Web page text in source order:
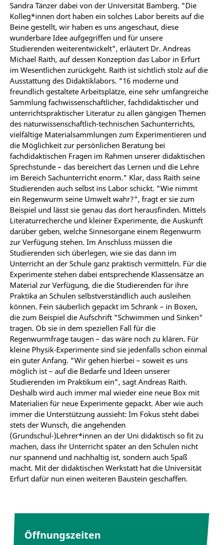
Sandra Tänzer dabei von der Universität Bamberg. "Die
Kolleg*innen dort haben ein solches Labor bereits auf die
Beine gestellt, wir haben es uns angeschaut, diese
wunderbare Idee aufgegriffen und für unsere
Studierenden weiterentwickelt", erläutert Dr. Andreas
Michael Raith, auf dessen Konzeption das Labor in Erfurt
im Wesentlichen zurückgeht. Raith ist sichtlich stolz auf die
Ausstattung des Didaktiklabors. "16 moderne und
freundlich gestaltete Arbeitsplätze, eine sehr umfangreiche
Sammlung fachwissenschaftlicher, fachdidaktischer und
unterrichtspraktischer Literatur zu allen gängigen Themen
des naturwissenschaftlich-technischen Sachunterrichts,
vielfältige Materialsammlungen zum Experimentieren und
die Möglichkeit zur persönlichen Beratung bei
fachdidaktischen Fragen im Rahmen unserer didaktischen
Sprechstunde – das bereichert das Lernen und die Lehre
im Bereich Sachunterricht enorm." Klar, dass Raith seine
Studierenden auch selbst ins Labor schickt. "Wie nimmt
ein Regenwurm seine Umwelt wahr?", fragt er sie zum
Beispiel und lässt sie genau das dort herausfinden. Mittels
Literaturrecherche und kleiner Experimente, die Auskunft
darüber geben, welche Sinnesorgane einem Regenwurm
zur Verfügung stehen. Im Anschluss müssen die
Studierenden sich überlegen, wie sie das dann im
Unterricht an der Schule ganz praktisch vermitteln. Für die
Experimente stehen dabei entsprechende Klassensätze an
Material zur Verfügung, die die Studierenden für ihre
Praktika an Schulen selbstverständlich auch ausleihen
können. Fein säuberlich gepackt im Schrank – in Boxen,
die zum Beispiel die Aufschrift "Schwimmen und Sinken"
tragen. Ob sie in dem speziellen Fall für die
Regenwurmfrage taugen – das wäre noch zu klären. Für
kleine Physik-Experimente sind sie jedenfalls schon einmal
ein guter Anfang. "Wir gehen hierbei – soweit es uns
möglich ist – auf die Bedarfe und Ideen unserer
Studierenden im Praktikum ein", sagt Andreas Raith.
Deshalb wird auch immer mal wieder eine neue Box mit
Materialien für neue Experimente gepackt. Aber wie auch
immer die Unterstützung aussieht: Im Fokus steht dabei
stets der Wunsch, die angehenden
(Grundschul-)Lehrer*innen an der Uni didaktisch so fit zu
machen, dass ihr Unterricht später an den Schulen nicht
nur spannend und nachhaltig ist, sondern auch Spaß
macht. Mit der didaktischen Werkstatt hat die Universität
Erfurt dafür nun einen weiteren Baustein geschaffen.
Öffnungszeiten